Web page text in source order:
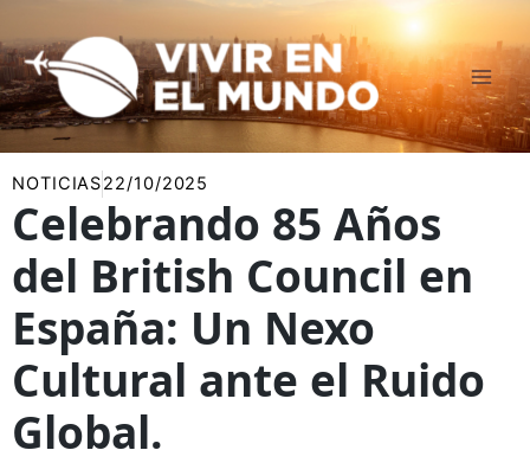
al
contenido
NOTICIAS22/10/2025
Celebrando 85 Años
del British Council en
España: Un Nexo
Cultural ante el Ruido
Global.